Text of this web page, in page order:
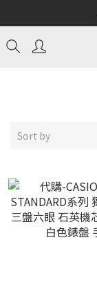
Sort by